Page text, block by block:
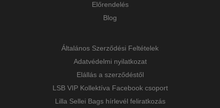
Előrendelés
Blog
Általános Szerződési Feltételek
Adatvédelmi nyilatkozat
Elállás a szerződéstől
LSB VIP Kollektíva Facebook csoport
Lilla Sellei Bags hírlevél feliratkozás